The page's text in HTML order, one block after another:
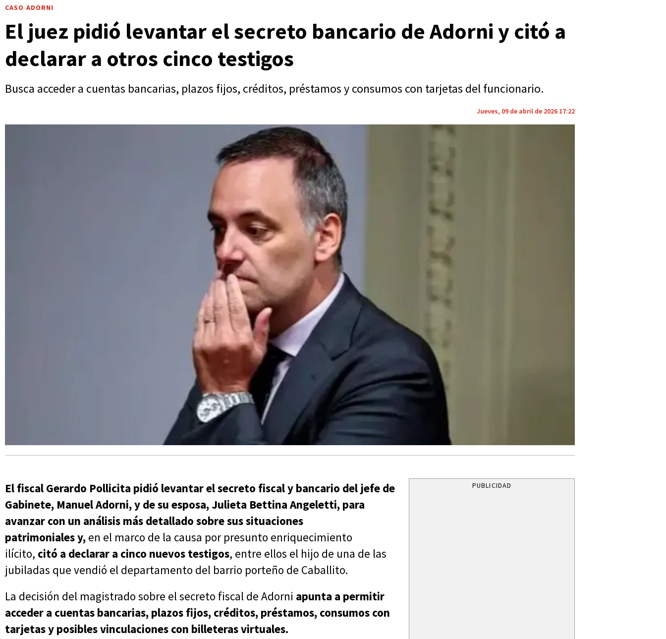
CASO ADORNI
El juez pidió levantar el secreto bancario de Adorni y citó a
declarar a otros cinco testigos
Busca acceder a cuentas bancarias, plazos fijos, créditos, préstamos y consumos con tarjetas del funcionario.
Jueves, 09 de abril de 2026 17:22
El fiscal Gerardo Pollicita pidió levantar el secreto fiscal y bancario del jefe de
Gabinete, Manuel Adorni, y de su esposa, Julieta Bettina Angeletti, para
avanzar con un análisis más detallado sobre sus situaciones
patrimonialesy, en el marco de la causa por presunto enriquecimiento
ilícito, citó a declarar a cinco nuevos testigos, entre ellos el hijo de una de las
jubiladas que vendió el departamento del barrio porteño de Caballito.
La decisión del magistrado sobre el secreto fiscal de Adorni apunta a permitir
acceder a cuentas bancarias, plazos fijos, créditos, préstamos, consumos con
tarjetas y posibles vinculaciones con billeteras virtuales.
PUBLICIDAD